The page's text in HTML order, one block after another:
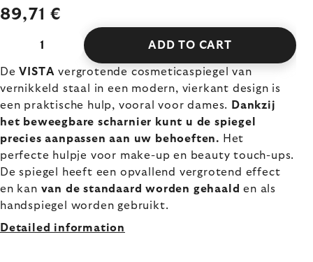
89,71 €
ADD TO CART
DeVISTA vergrotende cosmeticaspiegel van
vernikkeld staal in een modern, vierkant design is
een praktische hulp, vooral voor dames.
Dankzij
het beweegbare scharnier kunt u de spiegel
precies aanpassen aan uw behoeften. Het
perfecte hulpje voor make-up en beauty touch-ups.
De spiegel heeft een opvallend vergrotend effect
en kan van de standaard worden gehaald en als
handspiegel worden gebruikt.
Detailed information